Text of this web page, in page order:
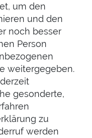
um den
und den
noch besser
Person
weitergegeben.
gesonderte,
zu
werden